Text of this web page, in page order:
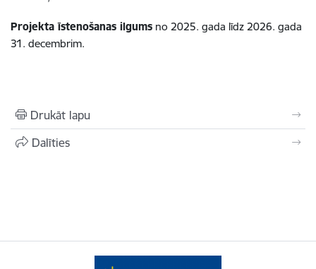
Projekta īstenošanas ilgums no 2025. gada līdz 2026. gada
31. decembrim.
Drukāt lapu
Dalīties